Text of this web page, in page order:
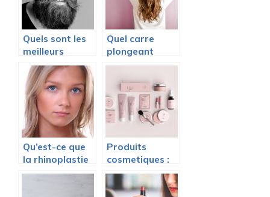
Quels sont les
meilleurs
produits pour
entretenir sa
barbe ?
Quel carre
plongeant
choisir pour
look ?
Qu’est-ce que
la rhinoplastie
et quelles sont
Produits
cosmetiques :
astuces
d’utilisation